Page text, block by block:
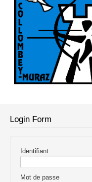
Login Form
Identifiant
Mot de passe